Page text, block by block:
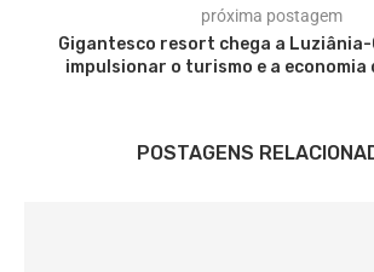
próxima postagem
Gigantesco resort chega a Luziânia-
impulsionar o turismo e a economia
POSTAGENS